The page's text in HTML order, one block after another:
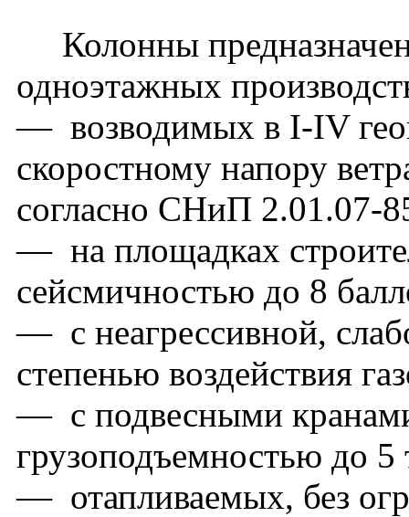
Колонны
одноэтажных
— возводимых в I-IV
скоростному напору
согласно СНиП 2.01.07-
— на площадках
сейсмичностью до 8
— с неагрессивной,
степенью воздействия
— с подвесными
грузоподъемностью до 5
— отапливаемых, без